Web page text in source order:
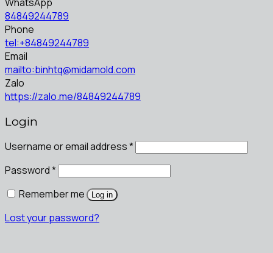
84849244789
Phone
tel:+84849244789
Email
mailto:binhtq@midamold.com
Zalo
https://zalo.me/84849244789
Login
Username or email address*
Password*
Remember me
Log in
Lost your password?